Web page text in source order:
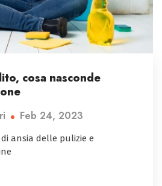
cosa nasconde
Feb 24, 2023
ansia delle pulizie e